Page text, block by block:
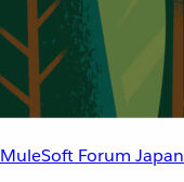
MuleSoft Forum Japan